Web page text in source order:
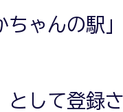
ちゃんの駅
として登録